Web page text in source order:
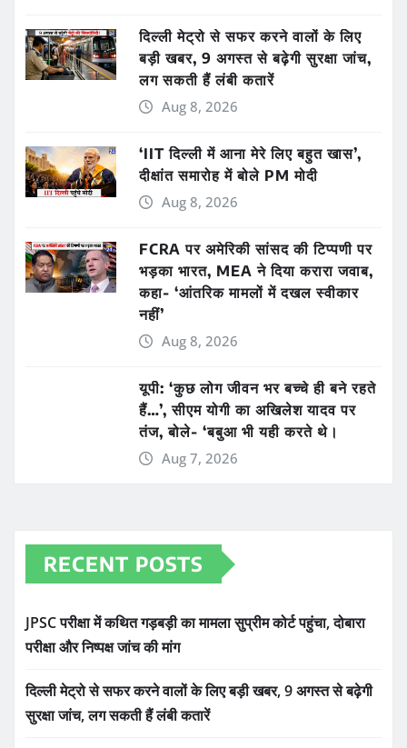
दिल्ली मेट्रो से सफर करने वालों के लिए
बड़ी खबर, 9 अगस्त से बढ़ेगी सुरक्षा जांच,
लग सकती हैं लंबी कतारें
Aug 8, 2026
‘IIT दिल्ली में आना मेरे लिए बहुत खास’,
दीक्षांत समारोह में बोले PM मोदी
Aug 8, 2026
FCRA पर अमेरिकी सांसद की टिप्पणी पर
भड़का भारत, MEA ने दिया करारा जवाब,
कहा- ‘आंतरिक मामलों में दखल स्वीकार
नहीं’
Aug 8, 2026
यूपी: ‘कुछ लोग जीवन भर बच्चे ही बने रहते
हैं…’, सीएम योगी का अखिलेश यादव पर
तंज, बोले- ‘बबुआ भी यही करते थे।
Aug 7, 2026
RECENT POSTS
JPSC परीक्षा में कथित गड़बड़ी का मामला सुप्रीम कोर्ट पहुंचा, दोबारा
परीक्षा और निष्पक्ष जांच की मांग
दिल्ली मेट्रो से सफर करने वालों के लिए बड़ी खबर, 9 अगस्त से बढ़ेगी
सुरक्षा जांच, लग सकती हैं लंबी कतारें